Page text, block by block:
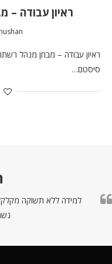
ראיון עבודה
ראיון עבודה – מבחן מנהל
סיסטם…
למידה ללא תשוקה